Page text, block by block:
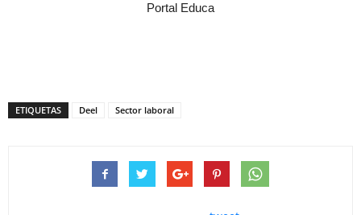
Portal Educa
ETIQUETAS Deel Sector laboral